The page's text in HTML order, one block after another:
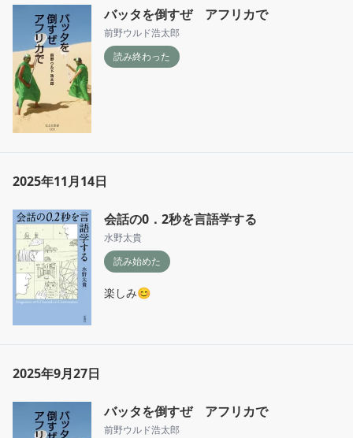
バッタを倒すぜ アフリカで
前野ウルド浩太郎
読み終わった
2025年11月14日
会話の0．2秒を言語学する
水野太貴
読み始めた
楽しみ😊
2025年9月27日
バッタを倒すぜ アフリカで
前野ウルド浩太郎